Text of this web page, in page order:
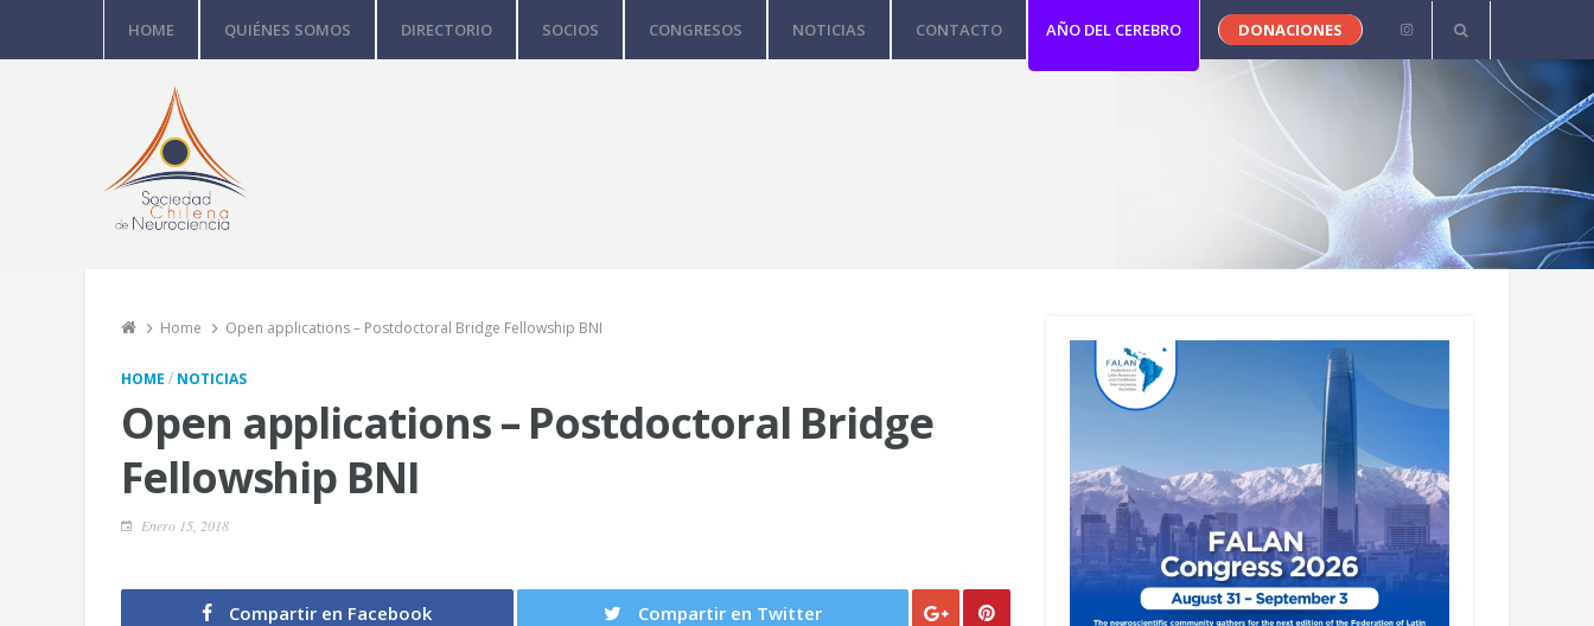
HOME QUIÉNES SOMOS DIRECTORIO SOCIOS CONGRESOS NOTICIAS CONTACTO AÑO DEL CEREBRO DONACIONES
Home Open applications – Postdoctoral Bridge Fellowship BNI
HOME / NOTICIAS
Open applications – Postdoctoral Bridge
Fellowship BNI
Enero 15, 2018
Compartir en Facebook Compartir en Twitter